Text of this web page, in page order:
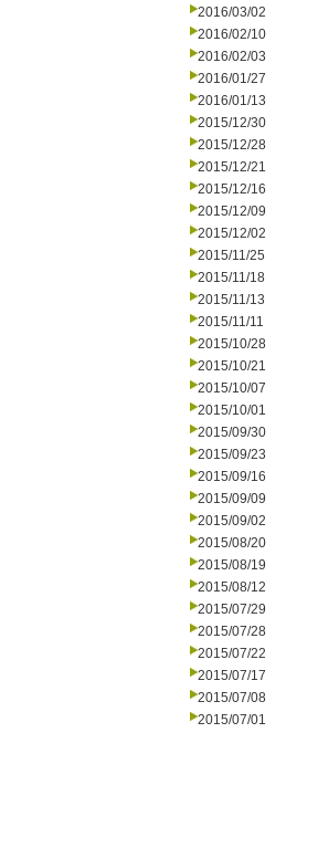
2016/03/02
2016/02/10
2016/02/03
2016/01/27
2016/01/13
2015/12/30
2015/12/28
2015/12/21
2015/12/16
2015/12/09
2015/12/02
2015/11/25
2015/11/18
2015/11/13
2015/11/11
2015/10/28
2015/10/21
2015/10/07
2015/10/01
2015/09/30
2015/09/23
2015/09/16
2015/09/09
2015/09/02
2015/08/20
2015/08/19
2015/08/12
2015/07/29
2015/07/28
2015/07/22
2015/07/17
2015/07/08
2015/07/01